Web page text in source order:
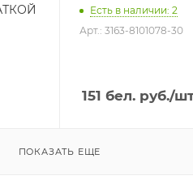
Есть в наличии: 2
Арт.: 3163-8101078-30
151 бел. руб./
ПОКАЗАТЬ ЕЩЕ